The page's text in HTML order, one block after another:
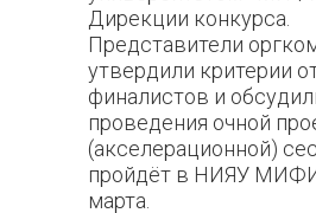
Дирекции конкурса.
Представители
утвердили критерии
финалистов и
проведения очной
(акселерационной)
пройдёт в НИЯУ
марта.